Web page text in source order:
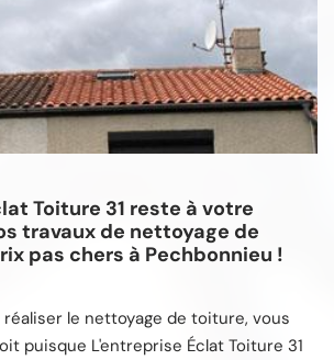
Toiture 31 reste à votre
travaux de nettoyage de
pas chers à Pechbonnieu !
le nettoyage de toiture, vous
puisque L'entreprise Éclat Toiture 31